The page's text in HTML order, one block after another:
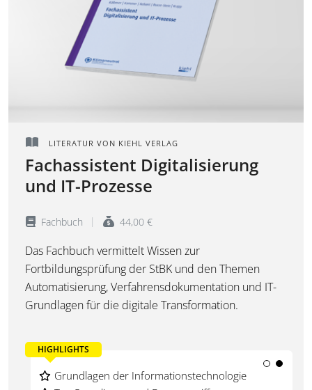
LITERATUR VON KIEHL VERLAG
Fachassistent Digitalisierung
und IT-Prozesse
Fachbuch 44,00 €
Das Fachbuch vermittelt Wissen zur
Fortbildungsprüfung der StBK und den Themen
Automatisierung, Verfahrensdokumentation und IT-
Grundlagen für die digitale Transformation.
HIGHLIGHTS
Digitalisierung im steuerberatenden Umfeld
Grundlagen der Informationstechnologie